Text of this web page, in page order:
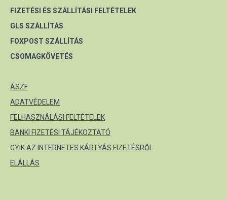
FIZETÉSI ÉS SZÁLLÍTÁSI FELTÉTELEK
GLS SZÁLLÍTÁS
FOXPOST SZÁLLÍTÁS
CSOMAGKÖVETÉS
ÁSZF
ADATVÉDELEM
FELHASZNÁLÁSI FELTÉTELEK
BANKI FIZETÉSI TÁJÉKOZTATÓ
GYIK AZ INTERNETES KÁRTYÁS FIZETÉSRŐL
ELÁLLÁS